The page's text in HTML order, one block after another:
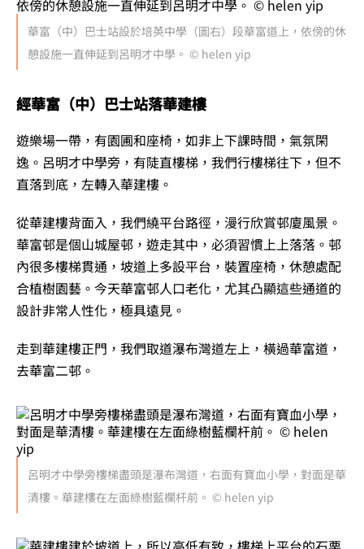
華富（中）巴士站設於培英中學（圖右）段華富道上，依傍的休
憩設施一直伸延到呂明才中學。 © helen yip
經華富（中）巴士站落華建樓
遊樂場一帶，有園圃和座椅，如非上下課時間，氣氛閑
逸。呂明才中學旁，有陡直樓梯，我們行樓梯往下，但不
直落到底，左轉入華建樓。
從華建樓背面入，我們繞平台路徑，漫行欣賞邨廈風景。
華富邨是個山城屋邨，遊走其中，必須習慣上上落落。邨
內很多樓梯貫通，坡道上多設平台，裝置座椅，休憩處配
合植樹園藝。今天華富邨人口老化，尤其凸顯這些通道的
設計非常人性化，極具遠見。
走到華建樓正門，我們取道瀑布灣道左上，橫過華富道，
去華富二邨。
呂明才中學旁樓梯盡頭是瀑布灣道，右面有寶血小學，對面是華
清樓。華建樓在左面綠樹藍欄杆前。 © helen yip